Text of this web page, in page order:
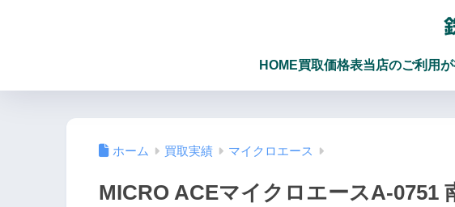
HOME買取価格表当店のご利用
ホーム 買取実績 マイクロエース
MICRO ACEマイクロエースA-0751